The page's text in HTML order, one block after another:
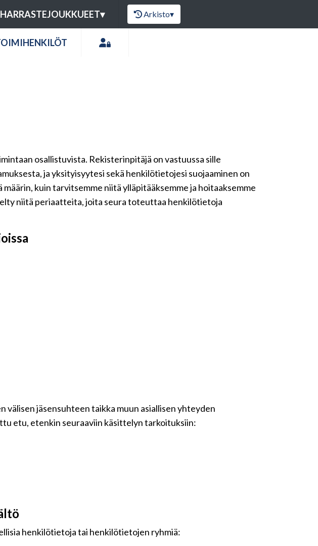
HARRASTEJOUKKUEET▾ Arkisto▾
osallistuvista. Rekisterinpitäjä on vastuussa sille
ja yksityisyytesi sekä henkilötietojesi suojaaminen on
kuin tarvitsemme niitä ylläpitääksemme ja hoitaaksemme
niitä periaatteita, joita seura toteuttaa henkilötietoja
jäsensuhteen taikka muun asiallisen yhteyden
etu, etenkin seuraaviin käsittelyn tarkoituksiin:
henkilötietoja tai henkilötietojen ryhmiä: